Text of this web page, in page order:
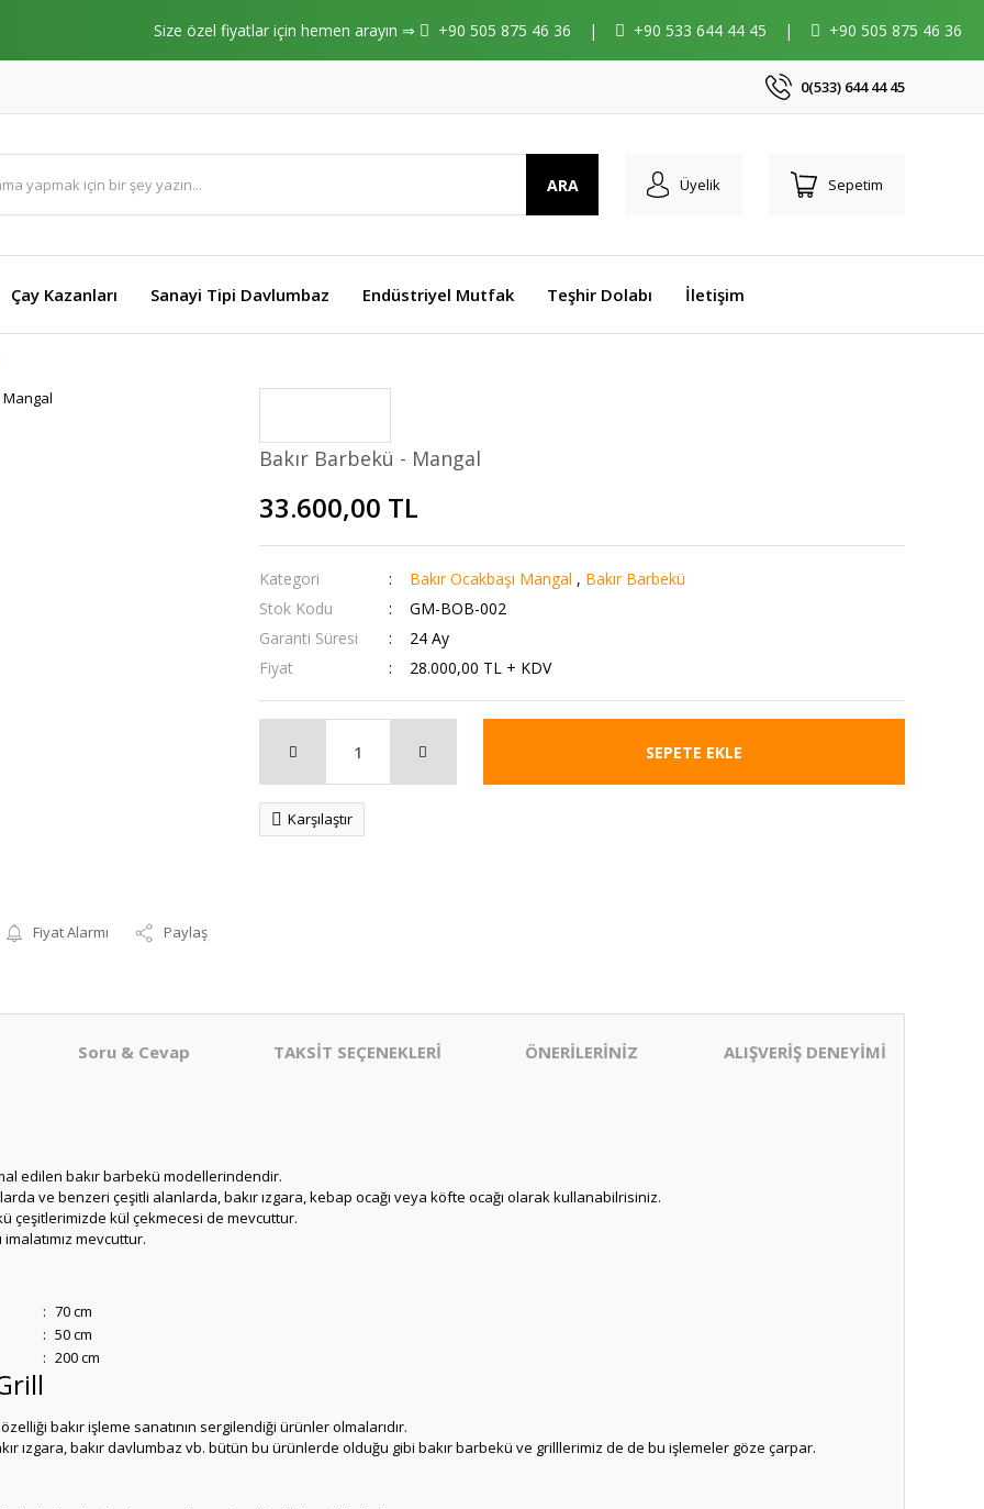
Size özel fiyatlar için hemen arayın ⇒ +90 505 875 46 36 | +90 533 644 44 45 | +90 505 875 46 36
0(533) 644 44 45
ARA Üyelik Sepetim
Çay Kazanları Sanayi Tipi Davlumbaz Endüstriyel Mutfak Teşhir Dolabı İletişim
Fiyat Alarmı Paylaş
Bakır Barbekü - Mangal
33.600,00 TL
Kategori Bakır Ocakbaşı Mangal , Bakır Barbekü
Stok Kodu
GM-BOB-002
Garanti Süresi
24 Ay
Fiyat
28.000,00 TL + KDV
SEPETE EKLE
Karşılaştır
Soru & Cevap TAKSİT SEÇENEKLERİ ÖNERİLERİNİZ ALIŞVERİŞ DENEYİMİ
edilen bakır barbekü modellerindendir.
ve benzeri çeşitli alanlarda, bakır ızgara, kebap ocağı veya köfte ocağı olarak kullanabilrisiniz.
çeşitlerimizde kül çekmecesi de mevcuttur.
mevcuttur.
: 70 cm
: 50 cm
: 200 cm
bakır işleme sanatının sergilendiği ürünler olmalarıdır.
ızgara, bakır davlumbaz vb. bütün bu ürünlerde olduğu gibi bakır barbekü ve grilllerimiz de de bu işlemeler göze çarpar.